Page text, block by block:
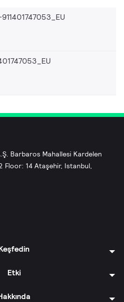
Barbaros Mahallesi Kardelen
Floor: 14 Ataşehir, Istanbul,
Etki